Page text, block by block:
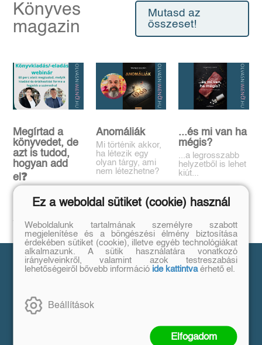
Könyves
magazin
Mutasd az
összeset!
Megírtad a
könyvedet, de
azt is tudod,
hogyan add
el❓️
Időpont: június
16., 18:00-19:00
Tovább
Anomáliák
Mi történik akkor,
ha létezik egy
olyan tárgy, ami
nem létezhetne?
...és mi van ha
mégis?
...a legrosszabb
helyzetből is lehet
kiút...
Vásárlás
Tájékoztató a Simple fizetésről
Adatvédelem
Ez a weboldal sütiket (cookie) használ
Weboldalunk tartalmának személyre szabott
megjelenítése és a böngészési élmény biztosítása
érdekében sütiket (cookie), illetve egyéb technológiákat
alkalmazunk. A sütik használatára vonatkozó
irányelveinkről, valamint azok testreszabási
lehetőségeiről bővebb információ ide kattintvaérhető el.
Beállítások
Elfogadom